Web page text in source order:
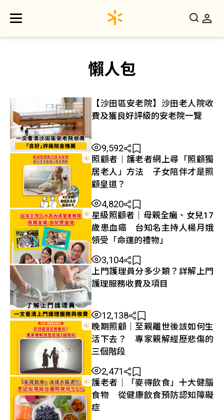
懶人包
【沙田區安老院】沙田老人院收
費及獲良好評級的安老院一覽
9,592
照顧者｜護老者網上尋「照顧獨
居老人」方法 子女陪伴才是照
顧皇道？
4,820
星級照顧者｜母親全癱、女兒17
歲患血癌 台知名主持人楊月娥
領受「命運的禮物」
3,104
上門護理員分多少類？詳解上門
護理服務收費及項目
12,138
晚期照顧｜至親離世後該如何生
活下去？ 專家親解經歷悲傷的
三個階段
2,471
護老者｜「麥得飲食」十大健腦
食物 從健康飲食預防認知障礙
症